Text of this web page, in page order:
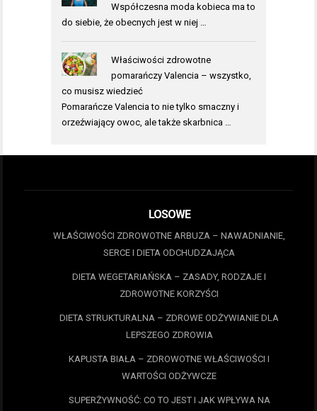
Współczesna moda kobieca ma to
do siebie, że obecnych jest w niej …
Właściwości zdrowotne
pomarańczy Valencia – wszystko,
co musisz wiedzieć
Pomarańcze Valencia to nie tylko smaczny i
orzeźwiający owoc, ale także skarbnica …
LOSOWE
WŁAŚCIWOŚCI ZDROWOTNE ARBUZA – NAWADNIANIE,
SERCE I DIETA ODCHUDZAJĄCA
DIETA WEGETARIAŃSKA – ZASADY, RODZAJE I
ZDROWOTNE KORZYŚCI
DIETA STRUKTURALNA – ZDROWE ODŻYWIANIE DLA
LEPSZEGO ZDROWIA
KAPUSTA BIAŁA – ZDROWOTNE WŁAŚCIWOŚCI I
WARTOŚCI ODŻYWCZE
SUPERŻYWNOŚĆ: CO TO JEST I JAK WPŁYWA NA